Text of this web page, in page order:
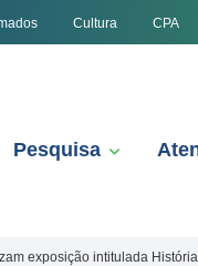
Cultura CPA
Pesquisa
exposição intitulada